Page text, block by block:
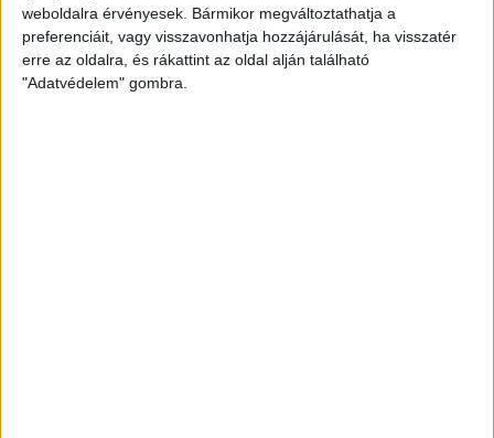
weboldalra érvényesek. Bármikor megváltoztathatja a
preferenciáit, vagy visszavonhatja hozzájárulását, ha visszatér
erre az oldalra, és rákattint az oldal alján található
"Adatvédelem" gombra.
ZÖLDINFÓ